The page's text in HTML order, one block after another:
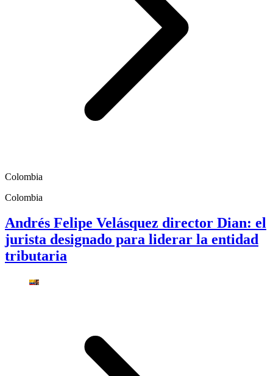
Colombia
Colombia
Andrés Felipe Velásquez director Dian: el
jurista designado para liderar la entidad
tributaria